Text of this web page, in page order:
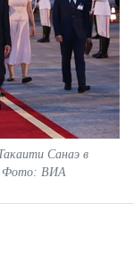
Санаэ в
Фото: ВИА